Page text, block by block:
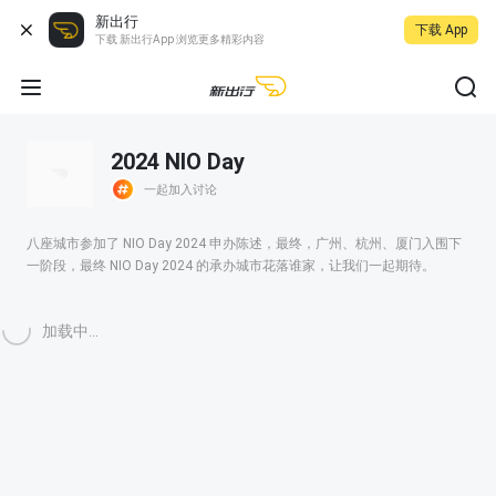
新出行
下载 新出行App 浏览更多精彩内容
下载 App
2024 NIO Day
一起加入讨论
八座城市参加了 NIO Day 2024 申办陈述，最终，广州、杭州、厦门入围下
一阶段，最终 NIO Day 2024 的承办城市花落谁家，让我们一起期待。
加载中...